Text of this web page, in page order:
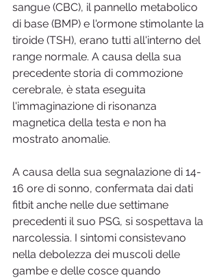
sangue (CBC), il pannello metabolico
di base (BMP) e l'ormone stimolante la
tiroide (TSH), erano tutti all'interno del
range normale. A causa della sua
precedente storia di commozione
cerebrale, è stata eseguita
l'immaginazione di risonanza
magnetica della testa e non ha
mostrato anomalie.
A causa della sua segnalazione di 14-
16 ore di sonno, confermata dai dati
fitbit anche nelle due settimane
precedenti il ​​suo PSG, si sospettava la
narcolessia. I sintomi consistevano
nella debolezza dei muscoli delle
gambe e delle cosce quando